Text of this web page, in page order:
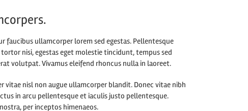
ullamcorper lorem sed egestas. Pellentesque
nisi, egestas eget molestie tincidunt, tempus sed
volutpat. Vivamus eleifend rhoncus nulla in laoreet.
vitae nisl non augue ullamcorper blandit. Donec vitae nibh
in arcu pellentesque et iaculis justo pellentesque.
per inceptos himenaeos.